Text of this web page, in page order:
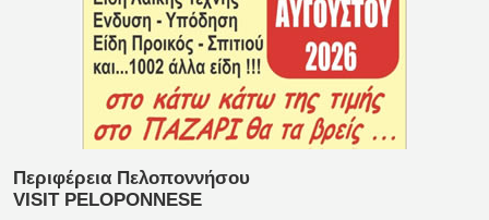
Περιφέρεια Πελοποννήσου
VISIT PELOPONNESE